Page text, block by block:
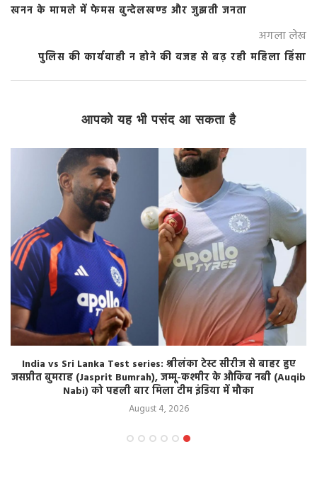
खनन के मामले में फेमस बुन्देलखण्ड और जुझती जनता
अगला लेख
पुलिस की कार्यवाही न होने की वजह से बढ़ रही महिला हिंसा
आपको यह भी पसंद आ सकता है
India vs Sri Lanka Test series: श्रीलंका टेस्ट सीरीज से बाहर हुए
जसप्रीत बुमराह (Jasprit Bumrah), जम्मू-कश्मीर के औकिब नबी (Auqib
Nabi) को पहली बार मिला टीम इंडिया में मौका
August 4, 2026